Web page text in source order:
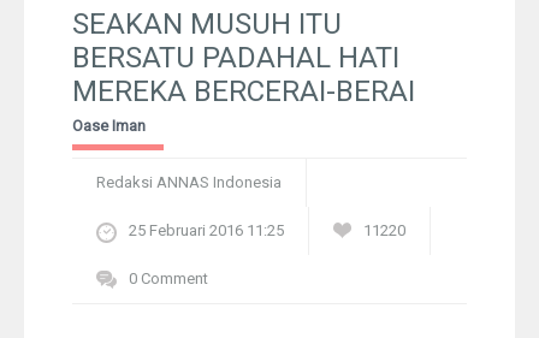
Pelangi
SEAKAN MUSUH ITU
BERSATU PADAHAL HATI
MEREKA BERCERAI-BERAI
Oase Iman
Redaksi ANNAS Indonesia
25 Februari 2016 11:25 11220
0 Comment